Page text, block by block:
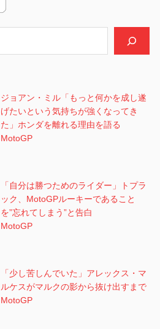
ジョアン・ミル「もっと何かを成し遂
げたいという気持ちが強くなってき
た」ホンダを離れる理由を語る
MotoGP
「自分は勝つためのライダー」トプラ
ック、MotoGPルーキーであること
を”忘れてしまう”と告白
MotoGP
「少し苦しんでいた」アレックス・マ
ルケスがマルクの影から抜け出すまで
MotoGP